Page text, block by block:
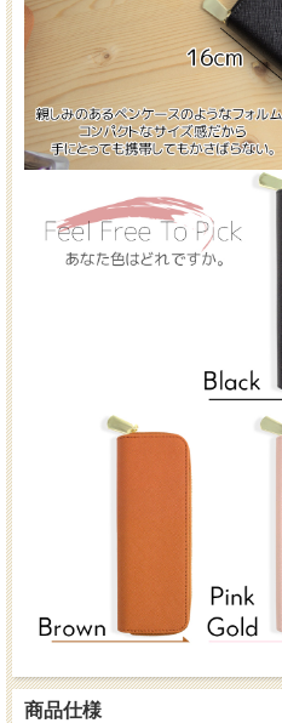
商品仕様